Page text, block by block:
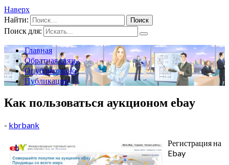
Наверх
Найти:
Поиск для:
Главная
Обратная связь
Опубликовано
Публикации
Как пользоваться аукционом ebay
- kbrbank
Регистрация на
Ebay